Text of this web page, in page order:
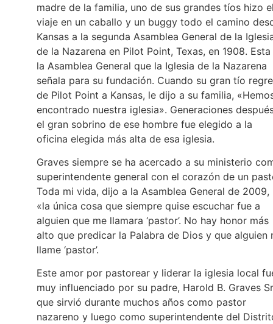
madre de la familia, uno de sus grandes tíos hizo
viaje en un caballo y un buggy todo el camino
Kansas a la segunda Asamblea General de la
de la Nazarena en Pilot Point, Texas, en 1908. Esta
la Asamblea General que la Iglesia de la Nazarena
señala para su fundación. Cuando su gran tío
de Pilot Point a Kansas, le dijo a su familia,
encontrado nuestra iglesia». Generaciones
el gran sobrino de ese hombre fue elegido a la
oficina elegida más alta de esa iglesia.
Graves siempre se ha acercado a su ministerio
superintendente general con el corazón de un
Toda mi vida, dijo a la Asamblea General de 2009,
«la única cosa que siempre quise escuchar fue a
alguien que me llamara ‘pastor’. No hay honor más
alto que predicar la Palabra de Dios y que alguien
llame ‘pastor’.
Este amor por pastorear y liderar la iglesia local
muy influenciado por su padre, Harold B. Graves
que sirvió durante muchos años como pastor
nazareno y luego como superintendente del